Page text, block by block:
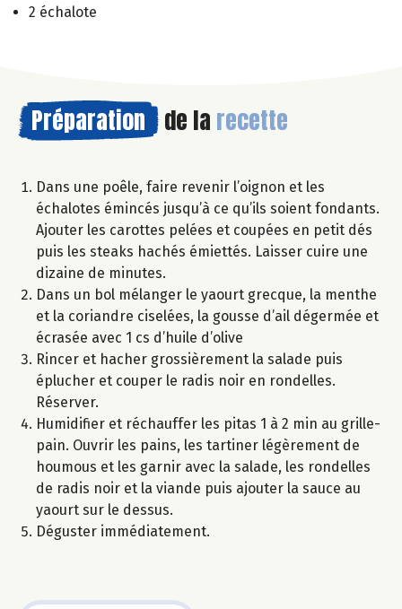
2 échalote
Préparation de la recette
Dans une poêle, faire revenir l’oignon et les
échalotes émincés jusqu’à ce qu’ils soient fondants.
Ajouter les carottes pelées et coupées en petit dés
puis les steaks hachés émiettés. Laisser cuire une
dizaine de minutes.
Dans un bol mélanger le yaourt grecque, la menthe
et la coriandre ciselées, la gousse d’ail dégermée et
écrasée avec 1 cs d’huile d’olive
Rincer et hacher grossièrement la salade puis
éplucher et couper le radis noir en rondelles.
Réserver.
Humidifier et réchauffer les pitas 1 à 2 min au grille-
pain. Ouvrir les pains, les tartiner légèrement de
houmous et les garnir avec la salade, les rondelles
de radis noir et la viande puis ajouter la sauce au
yaourt sur le dessus.
Déguster immédiatement.